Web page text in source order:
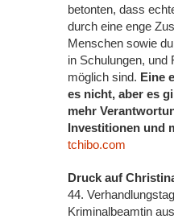
betonten, dass
durch eine enge
Menschen sowie
in Schulungen, und
möglich sind. Eine
es nicht, aber es
mehr
Investitionen und
tchibo.com
Druck auf
44.
Kriminalbeamtin